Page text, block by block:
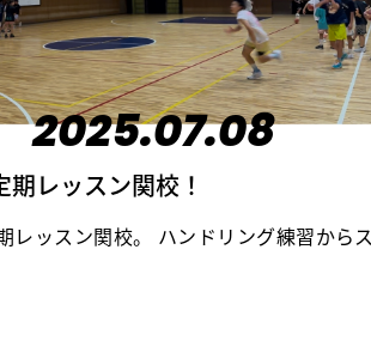
2025.07.08
期レッスン関校！
レッスン関校。 ハンドリング練習から